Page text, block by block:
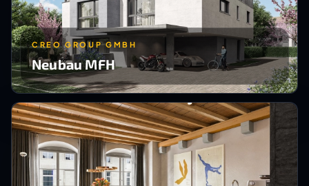
CREO GROUP GMBH
Neubau MFH